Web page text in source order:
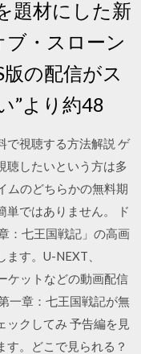
題材にした新
・スローン
の配信がス
”より約48
で視聴する方法解説 ゲ
聴したいという方は多
ムのどちらかの無料期
単ではありません。 ド
：七王国戦記」の高画
す。U-NEXT、
ケットなどの動画配信
一章：七王国戦記が無
ックしてみ 予告編を見
す。どこで見られる？